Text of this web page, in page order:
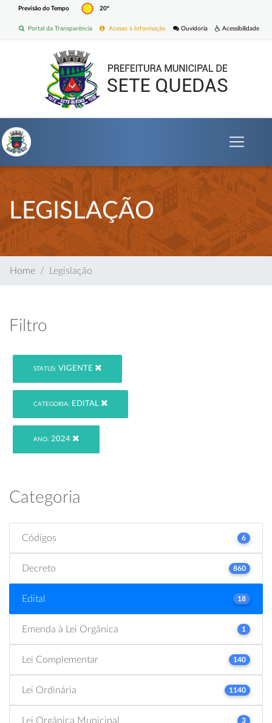
Previsão do Tempo 20º
Acessibilidade
Ouvidoria
Acesso à Informação
Portal da Transparência
LEGISLAÇÃO
Home Legislação
Filtro
STATUS: VIGENTE
CATEGORIA: EDITAL
ANO: 2024
Categoria
Códigos 6
Decreto 860
Edital 18
Emenda à Lei Orgânica 1
Lei Complementar 140
Lei Ordinária 1140
Lei Orgânica Municipal 3